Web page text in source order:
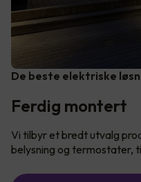
De beste elektriske
Ferdig montert
Vi tilbyr et bredt utvalg
belysning og termostater,